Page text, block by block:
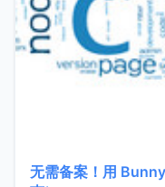
无需备案！用